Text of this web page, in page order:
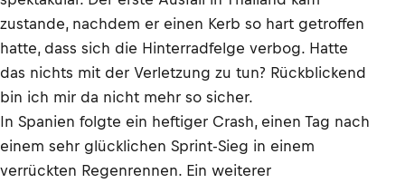
zustande, nachdem er einen Kerb so hart getroffen
hatte, dass sich die Hinterradfelge verbog. Hatte
das nichts mit der Verletzung zu tun? Rückblickend
bin ich mir da nicht mehr so sicher.
In Spanien folgte ein heftiger Crash, einen Tag nach
einem sehr glücklichen Sprint-Sieg in einem
verrückten Regenrennen. Ein weiterer